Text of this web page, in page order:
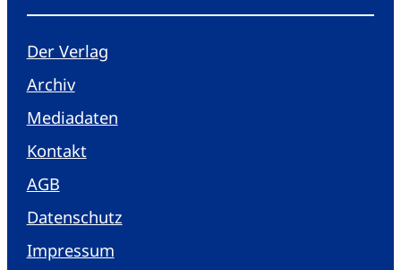
Der Verlag
Archiv
Mediadaten
Kontakt
AGB
Datenschutz
Impressum